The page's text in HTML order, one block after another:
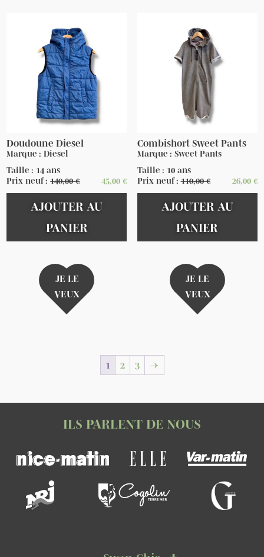
Doudoune Diesel
Marque : Diesel
Taille : 14 ans
Prix neuf :140,00€ 45,00 €
AJOUTER AU
PANIER
JE LE
VEUX
Combishort Sweet Pants
Marque : Sweet Pants
Taille : 10 ans
Prix neuf :110,00€ 26,00 €
AJOUTER AU
PANIER
JE LE
VEUX
1 2 3 →
ILS PARLENT DE NOUS